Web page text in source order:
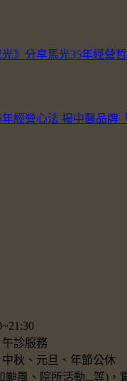
光》分享馬光35年經營
經營心法 揭中醫品牌
診服務
秋、元旦、年節公休
颱風、院所活動...等)，